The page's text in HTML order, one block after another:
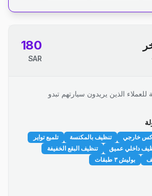
180
SAR
الذين يريدون سيارتهم تبدو
خارجي تنظيف بالمكنسة
تلميع تواير
داخلي عميق
تنظيف البقع الخفيفة
بوليش ٣ طبقات